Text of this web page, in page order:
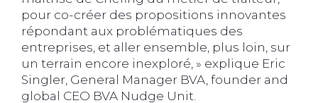
pour co-créer des propositions innovantes
répondant aux problématiques des
entreprises, et aller ensemble, plus loin, sur
un terrain encore inexploré, » explique Eric
Singler, General Manager BVA, founder and
global CEO BVA Nudge Unit.